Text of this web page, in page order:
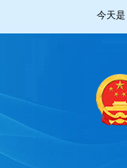
今天是